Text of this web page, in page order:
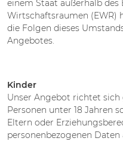
einem Staat außerhalb des
Wirtschaftsraumen (EWR)
die Folgen dieses
Angebotes.
Kinder
Unser Angebot richtet sich
Personen unter 18 Jahren
Eltern oder
personenbezogenen